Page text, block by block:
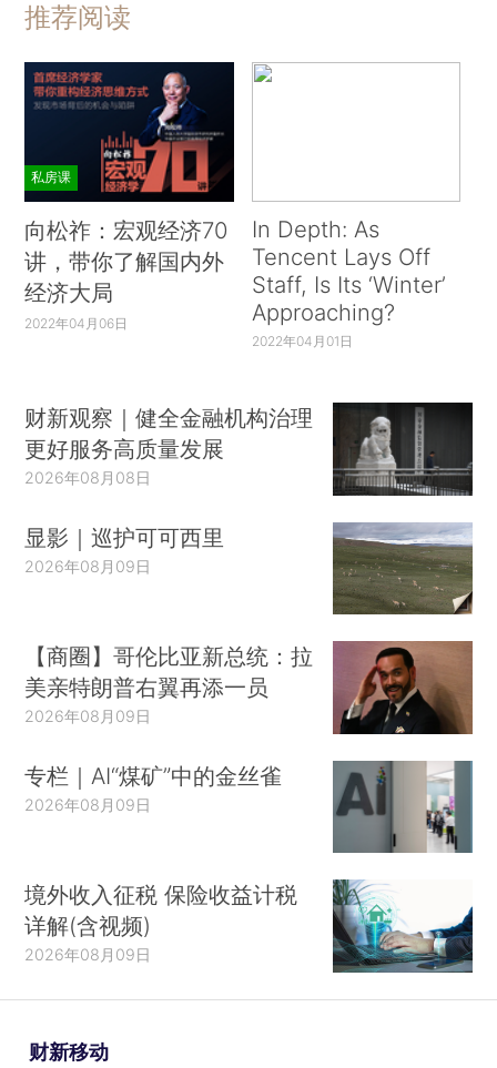
推荐阅读
私房课
向松祚：宏观经济70
讲，带你了解国内外
经济大局
2022年04月06日
In Depth: As
Tencent Lays Off
Staff, Is Its ‘Winter’
Approaching?
2022年04月01日
财新观察｜健全金融机构治理
更好服务高质量发展
2026年08月08日
显影｜巡护可可西里
2026年08月09日
【商圈】哥伦比亚新总统：拉
美亲特朗普右翼再添一员
2026年08月09日
专栏｜AI“煤矿”中的金丝雀
2026年08月09日
境外收入征税 保险收益计税
详解(含视频)
2026年08月09日
财新移动